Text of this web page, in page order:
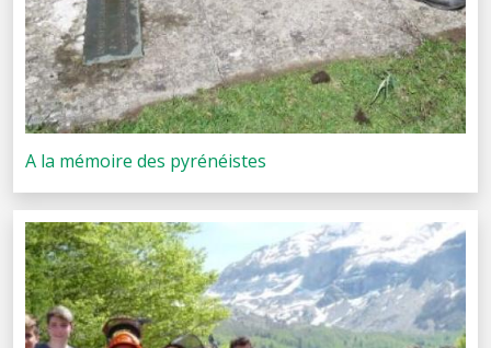
A la mémoire des pyrénéistes